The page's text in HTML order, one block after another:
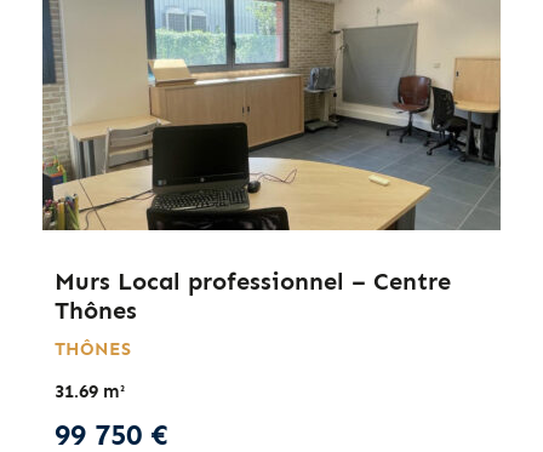
Murs Local professionnel – Centre
Thônes
THÔNES
31.69 m²
99 750 €